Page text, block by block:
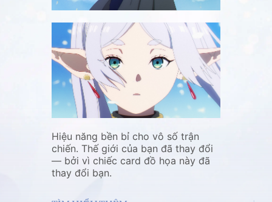
Hiệu năng bền bỉ cho vô số trận
chiến. Thế giới của bạn đã thay đổi
— bởi vì chiếc card đồ họa này đã
thay đổi bạn.